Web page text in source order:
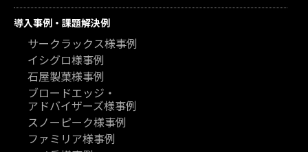
導入事例・課題解決例
サークラックス様事例
イシグロ様事例
石屋製菓様事例
ブロードエッジ・
アドバイザーズ様事例
スノーピーク様事例
ファミリア様事例